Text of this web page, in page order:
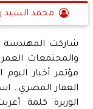
محمد السيد
شاركت المهندسة
والمجتمعات
مؤتمر أخبار
العقار المصري..
الوزيرة كلمة